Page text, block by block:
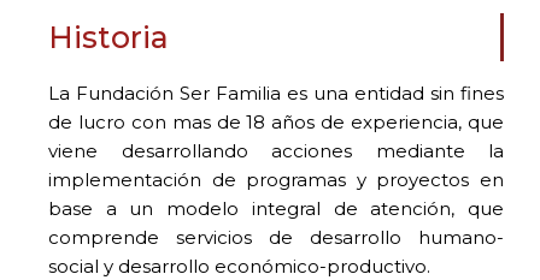
Historia
La Fundación Ser Familia es una entidad sin fines
de lucro con mas de 18 años de experiencia, que
viene desarrollando acciones mediante la
implementación de programas y proyectos en
base a un modelo integral de atención, que
comprende servicios de desarrollo humano-
social y desarrollo económico-productivo.